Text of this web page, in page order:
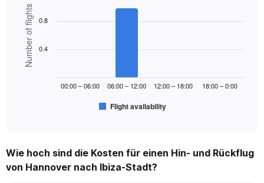
axis
displaying
values.
Range:
Bar
chart
with
bars.
The
Range:
6
Chart
graphic.
Number of flights
Flight availability
00:00 – 06:00 06:00 – 12:00 12:00 – 18:00 18:00 – 0:00
0.4
0.8
Wie hoch sind die Kosten für einen Hin- und Rückflug
von Hannover nach Ibiza-Stadt?